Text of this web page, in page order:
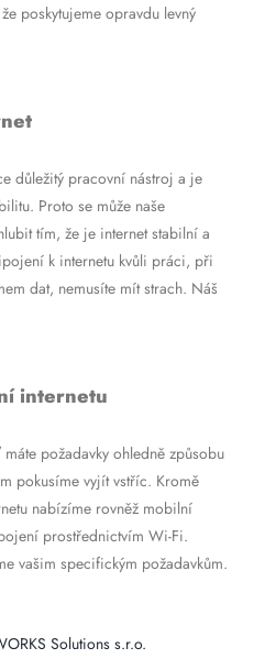
poskytujeme opravdu levný
důležitý pracovní nástroj a je
Proto se může naše
tím, že je internet stabilní a
k internetu kvůli práci, při
dat, nemusíte mít strach. Náš
internetu
požadavky ohledně způsobu
pokusíme vyjít vstříc. Kromě
nabízíme rovněž mobilní
prostřednictvím Wi-Fi.
vašim specifickým požadavkům.
Solutions s.r.o.